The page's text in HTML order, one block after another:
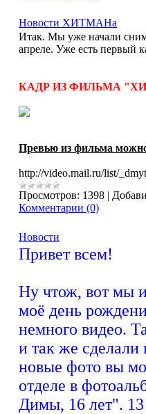
Новости ХИТМАНа
Итак. Мы уже начали
апреле. Уже есть первый
КАДР ИЗ ФИЛЬМА
Превью из фильма можно
http://video.mail.ru/list/
Просмотров: 1398 |
Комментарии (0)
Новости
Привет всем!
Ну чтож, вот мы
моё день
немного видео.
и так же
новые фото вы
отделе в
Димы, 16 лет".